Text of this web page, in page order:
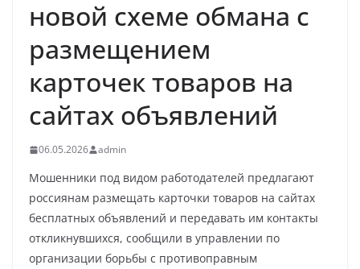
новой схеме обмана с
размещением
карточек товаров на
сайтах объявлений
06.05.2026 admin
Мошенники под видом работодателей предлагают
россиянам размещать карточки товаров на сайтах
бесплатных объявлений и передавать им контакты
откликнувшихся, сообщили в управлении по
организации борьбы с противоправным